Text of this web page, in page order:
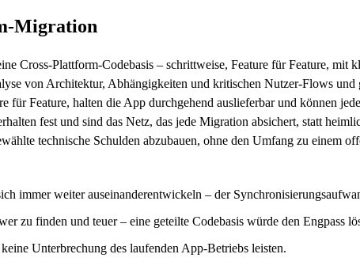
Migration
Cross-Plattform-Codebasis – schrittweise, Feature für Feature, mit
von Architektur, Abhängigkeiten und kritischen Nutzer-Flows und
für Feature, halten die App durchgehend auslieferbar und können
fest und sind das Netz, das jede Migration absichert, statt
technische Schulden abzubauen, ohne den Umfang zu einem
immer weiter auseinanderentwickeln – der
zu finden und teuer – eine geteilte Codebasis würde den Engpass
Unterbrechung des laufenden App-Betriebs leisten.